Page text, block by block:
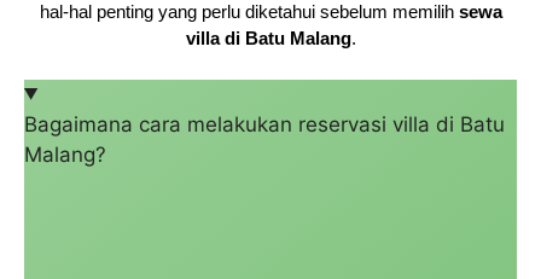
hal-hal penting yang perlu diketahui sebelum memilih sewa
villa di Batu Malang.
Bagaimana cara melakukan reservasi villa di Batu
Malang?